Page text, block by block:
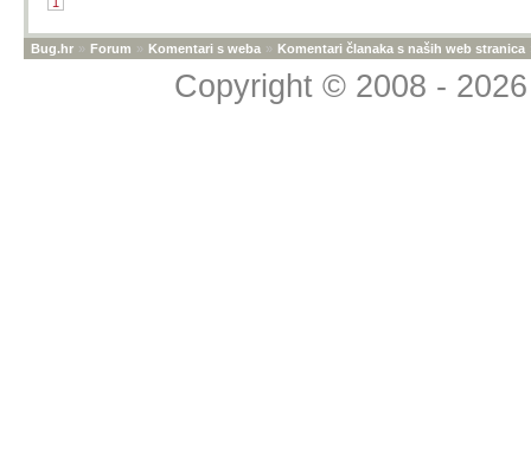
Bug.hr » Forum » Komentari s weba » Komentari članaka s naših web stranica
Copyright © 2008 -